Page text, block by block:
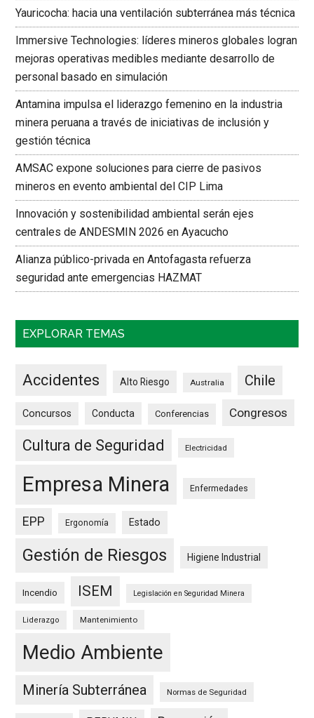
Yauricocha: hacia una ventilación subterránea más técnica
Immersive Technologies: líderes mineros globales logran
mejoras operativas medibles mediante desarrollo de
personal basado en simulación
Antamina impulsa el liderazgo femenino en la industria
minera peruana a través de iniciativas de inclusión y
gestión técnica
AMSAC expone soluciones para cierre de pasivos
mineros en evento ambiental del CIP Lima
Innovación y sostenibilidad ambiental serán ejes
centrales de ANDESMIN 2026 en Ayacucho
Alianza público-privada en Antofagasta refuerza
seguridad ante emergencias HAZMAT
EXPLORAR TEMAS
Accidentes Alto Riesgo Australia Chile
Concursos Conducta Conferencias Congresos
Cultura de Seguridad Electricidad
Empresa Minera Enfermedades
EPP Ergonomía Estado
Gestión de Riesgos Higiene Industrial
Incendio ISEM Legislación en Seguridad Minera
Liderazgo Mantenimiento
Medio Ambiente
Minería Subterránea Normas de Seguridad